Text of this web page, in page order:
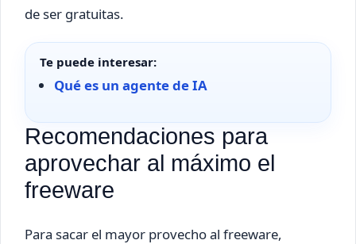
de ser gratuitas.
Te puede interesar:
Qué es un agente de IA
Recomendaciones para
aprovechar al máximo el
freeware
Para sacar el mayor provecho al freeware,